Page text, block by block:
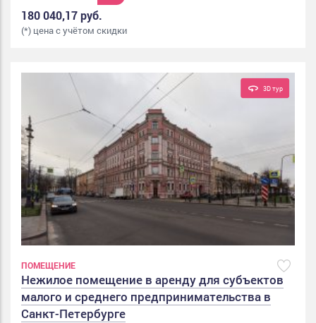
180 040,17 руб.
(*) цена с учётом скидки
3D тур
ПОМЕЩЕНИЕ
Нежилое помещение в аренду для субъектов
малого и среднего предпринимательства в
Санкт-Петербурге